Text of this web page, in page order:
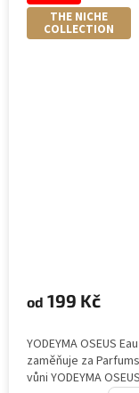
THE NICHE
COLLECTION
od 199 Kč
YODEYMA OSEUS
zaměňuje za
vůni YODEYMA